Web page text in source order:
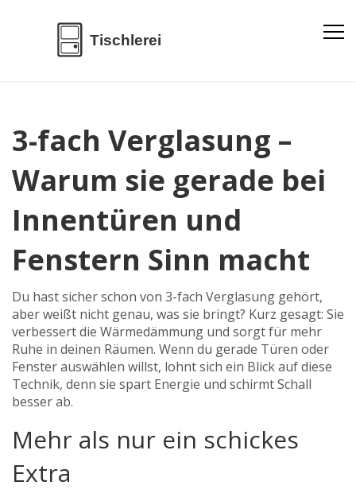
3-fach Verglasung –
Warum sie gerade bei
Innentüren und
Fenstern Sinn macht
Du hast sicher schon von 3-fach Verglasung gehört,
aber weißt nicht genau, was sie bringt? Kurz gesagt: Sie
verbessert die Wärmedämmung und sorgt für mehr
Ruhe in deinen Räumen. Wenn du gerade Türen oder
Fenster auswählen willst, lohnt sich ein Blick auf diese
Technik, denn sie spart Energie und schirmt Schall
besser ab.
Mehr als nur ein schickes
Extra